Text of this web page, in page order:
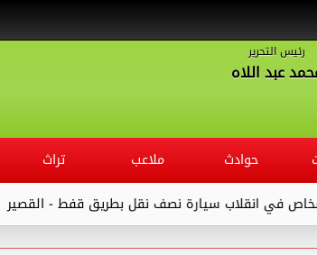
رئيس التحرير
عبد اللاه
حوادث ملاعب تراث